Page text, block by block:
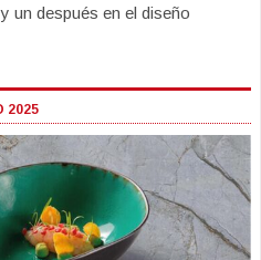
un después en el diseño
2025